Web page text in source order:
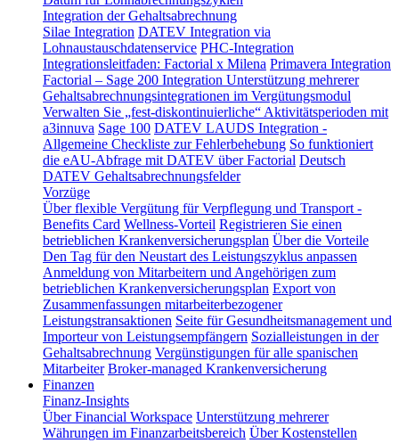
Integration der Gehaltsabrechnung
Silae Integration DATEV Integration via
Lohnaustauschdatenservice PHC-Integration
Integrationsleitfaden: Factorial x Milena Primavera Integration
Factorial – Sage 200 Integration Unterstützung mehrerer
Gehaltsabrechnungsintegrationen im Vergütungsmodul
Verwalten Sie „fest-diskontinuierliche“ Aktivitätsperioden mit
a3innuva Sage 100 DATEV LAUDS Integration -
Allgemeine Checkliste zur Fehlerbehebung So funktioniert
die eAU-Abfrage mit DATEV über Factorial Deutsch
DATEV Gehaltsabrechnungsfelder
Vorzüge
Über flexible Vergütung für Verpflegung und Transport -
Benefits Card Wellness-Vorteil Registrieren Sie einen
betrieblichen Krankenversicherungsplan Über die Vorteile
Den Tag für den Neustart des Leistungszyklus anpassen
Anmeldung von Mitarbeitern und Angehörigen zum
betrieblichen Krankenversicherungsplan Export von
Zusammenfassungen mitarbeiterbezogener
Leistungstransaktionen Seite für Gesundheitsmanagement und
Importeur von Leistungsempfängern Sozialleistungen in der
Gehaltsabrechnung Vergünstigungen für alle spanischen
Mitarbeiter Broker-managed Krankenversicherung
Finanzen
Finanz-Insights
Über Financial Workspace Unterstützung mehrerer
Währungen im Finanzarbeitsbereich Über Kostenstellen